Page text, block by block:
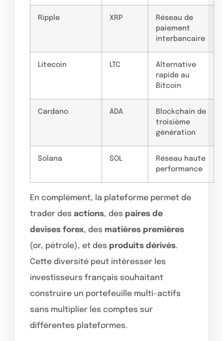
Ripple XRP
Réseau de
paiement
interbancaire
Litecoin LTC
Alternative
rapide au
Bitcoin
Cardano ADA
Blockchain de
troisième
génération
Solana SOL
Réseau haute
performance
En complément, la plateforme permet de
trader des actions, des paires de
devises forex, des matières premières
(or, pétrole), et des produits dérivés.
Cette diversité peut intéresser les
investisseurs français souhaitant
construire un portefeuille multi-actifs
sans multiplier les comptes sur
différentes plateformes.